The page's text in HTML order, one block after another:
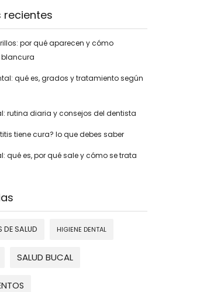
recientes
por qué aparecen y cómo
blancura
qué es, grados y tratamiento según
rutina diaria y consejos del dentista
tiene cura? lo que debes saber
qué es, por qué sale y cómo se trata
SALUD HIGIENE DENTAL
SALUD BUCAL